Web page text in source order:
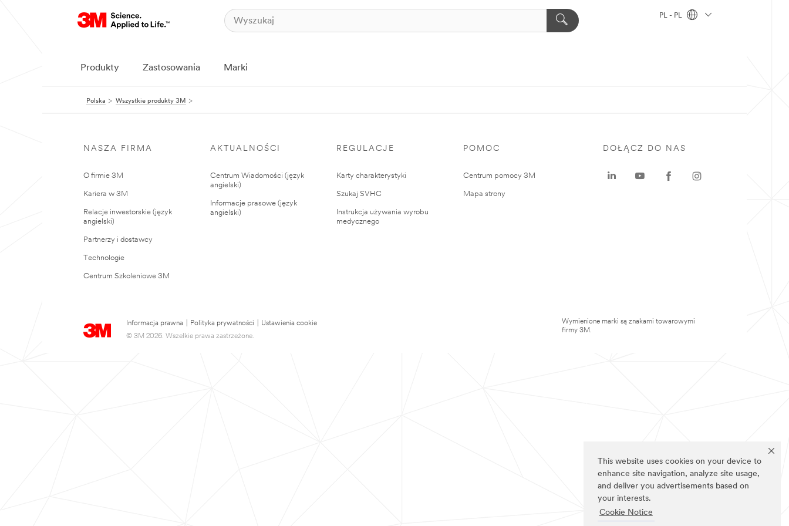
This website uses cookies on your device to
enhance site navigation, analyze site usage,
and deliver you advertisements based on
your interests.
Cookie Notice
PL - PL
Produkty Zastosowania Marki
Polska Wszystkie produkty 3M
NASZA FIRMA
O firmie 3M
Kariera w 3M
Relacje inwestorskie (język
angielski)
Partnerzy i dostawcy
Technologie
Centrum Szkoleniowe 3M
AKTUALNOŚCI
Centrum Wiadomości (język
angielski)
Informacje prasowe (język
angielski)
REGULACJE
Karty charakterystyki
Szukaj SVHC
Instrukcja używania wyrobu
medycznego
POMOC
Centrum pomocy 3M
Mapa strony
Informacja prawna Polityka prywatności
Ustawienia cookie
© 3M 2026. Wszelkie prawa zastrzeżone.
DOŁĄCZ DO NAS
Wymienione marki są znakami towarowymi
firmy 3M.